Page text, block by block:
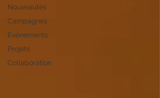
Nouveautés
Campagnes
Evènements
Projets
Collaboration